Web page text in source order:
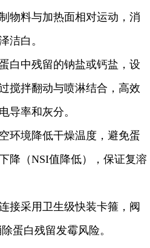
物料与加热面相对运动，消
洁白。
白中残留的钠盐或钙盐，设
搅拌翻动与喷淋结合，高效
导率和灰分。
环境降低干燥温度，避免蛋
降（NSI值降低），保证复溶
接采用卫生级快装卡箍，阀
蛋白残留发霉风险。